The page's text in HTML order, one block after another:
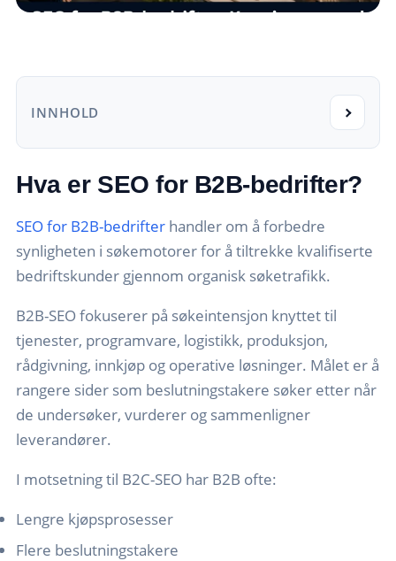
INNHOLD
Hva er SEO for B2B-bedrifter?
SEO for B2B-bedrifter handler om å forbedre
synligheten i søkemotorer for å tiltrekke kvalifiserte
bedriftskunder gjennom organisk søketrafikk.
B2B-SEO fokuserer på søkeintensjon knyttet til
tjenester, programvare, logistikk, produksjon,
rådgivning, innkjøp og operative løsninger. Målet er å
rangere sider som beslutningstakere søker etter når
de undersøker, vurderer og sammenligner
leverandører.
I motsetning til B2C-SEO har B2B ofte:
Lengre kjøpsprosesser
Flere beslutningstakere